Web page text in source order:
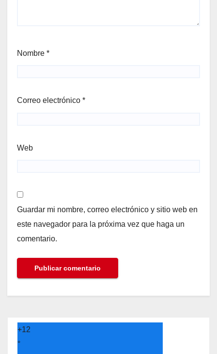
Nombre *
Correo electrónico *
Web
Guardar mi nombre, correo electrónico y sitio web en
este navegador para la próxima vez que haga un
comentario.
+12
°